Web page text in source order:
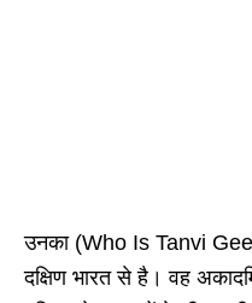
उनका (Who Is Tanvi
दक्षिण भारत से है। वह